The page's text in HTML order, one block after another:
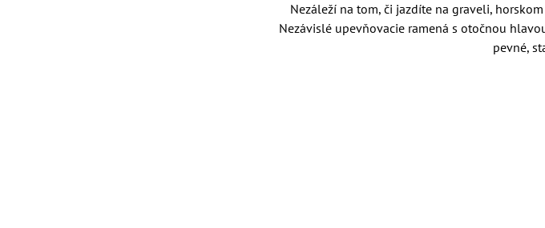
Nezáleží na tom, či jazdíte na graveli,
Nezávislé upevňovacie ramená s otočnou
pevné,